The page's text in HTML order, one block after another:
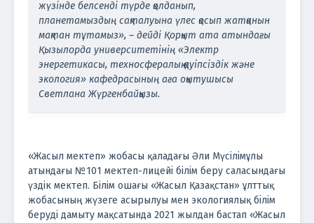
жүзінде белсенді түрде қолданып,
планетамыздың сақталуына үлес қосып жатқанын
мақтан тұтамыз», – дейді Қорқыт ата атындағы
Қызылорда университетінің «Электр
энергетикасы, техносфералық қауіпсіздік және
экология» кафедрасының аға оқытушысы
Светлана Жүргенбайқызы.
«Жасыл мектеп» жобасы қаладағы Әли Мүсілімұлы
атындағы №101 мектеп-лицейі білім беру саласындағы
үздік мектеп. Білім ошағы «Жасыл Қазақстан» ұлттық
жобасының жүзеге асырылуы мен экологиялық білім
беруді дамыту мақсатында 2021 жылдан бастап «Жасыл